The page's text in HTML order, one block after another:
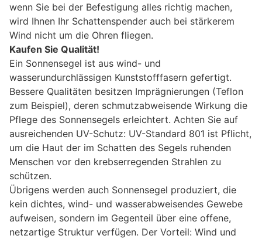
wenn Sie bei der Befestigung alles richtig machen,
wird Ihnen Ihr Schattenspender auch bei stärkerem
Wind nicht um die Ohren fliegen.
Kaufen Sie Qualität!
Ein Sonnensegel ist aus wind- und
wasserundurchlässigen Kunststofffasern gefertigt.
Bessere Qualitäten besitzen Imprägnierungen (Teflon
zum Beispiel), deren schmutzabweisende Wirkung die
Pflege des Sonnensegels erleichtert. Achten Sie auf
ausreichenden UV-Schutz: UV-Standard 801 ist Pflicht,
um die Haut der im Schatten des Segels ruhenden
Menschen vor den krebserregenden Strahlen zu
schützen.
Übrigens werden auch Sonnensegel produziert, die
kein dichtes, wind- und wasserabweisendes Gewebe
aufweisen, sondern im Gegenteil über eine offene,
netzartige Struktur verfügen. Der Vorteil: Wind und